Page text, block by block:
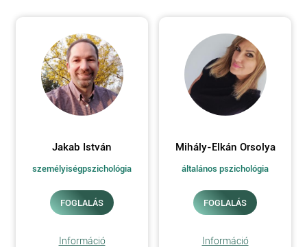
Jakab István
személyiségpszichológia
FOGLALÁS
Információ
Mihály-Elkán Orsolya
általános pszichológia
FOGLALÁS
Információ